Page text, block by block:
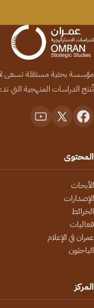
مؤسسة بحثية مستقلة تسعى
تُنتج الدراسات المنهجية التي
المحتوى
الأبحاث
الإصدارات
الخرائط
فعاليات
عمران في الإعلام
الباحثون
المركز